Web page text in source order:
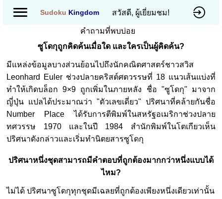
Sudoku Kingdom สวัสดี, ผู้เยี่ยมชม!
คำถามที่พบบ่อย
ซูโดกุถูกคิดค้นเมื่อใด และใครเป็นผู้คิดค้น?
มีแหล่งข้อมูลบางส่วนย้อนไปถึงนักคณิตศาสตร์ชาวสวิส
Leonhard Euler ช่วงปลายคริสต์ศตวรรษที่ 18 แนวเส้นแบ่งที่
ทำให้เกิดบล็อก 9×9 ถูกเพิ่มในภายหลัง ชื่อ "ซูโดกุ" มาจาก
ญี่ปุ่น แปลได้ประมาณว่า "ตัวเลขเดี่ยว" ปริศนาที่คล้ายกันชื่อ
Number Place ได้รับการตีพิมพ์ในสหรัฐอเมริกาช่วงปลาย
ทศวรรษ 1970 และในปี 1984 สำนักพิมพ์ในโตเกียวเห็น
ปริศนาดังกล่าวและเริ่มทำนิตยสารซูโดกุ
ปริศนาหนึ่งชุดสามารถมีคำตอบที่ถูกต้องมากกว่าหนึ่งแบบได้
ไหม?
ไม่ได้ ปริศนาซูโดกุทุกชุดมีเฉลยที่ถูกต้องเพียงหนึ่งเดียวเท่านั้น